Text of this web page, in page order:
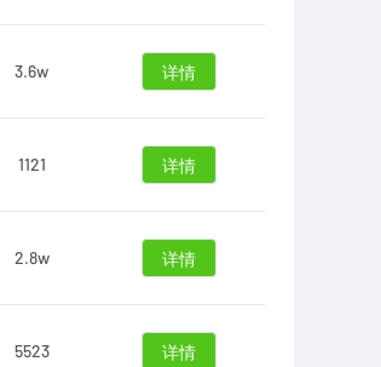
3.6w 详情
1121 详情
2.8w 详情
5523 详情